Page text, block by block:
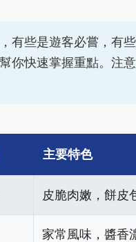
有些是遊客必嘗，有
你快速掌握重點。注
主要特色
皮脆肉嫩，餅皮
家常風味，醬香